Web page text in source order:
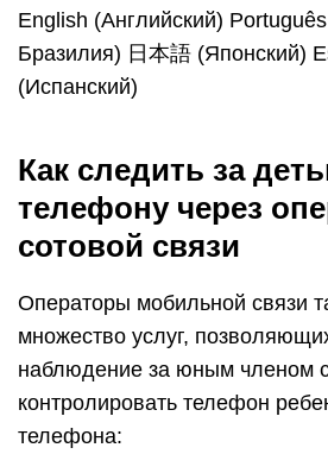
English (Английский)
Бразилия) 日本語 (Японский)
(Испанский)
Как следить за
телефону через
сотовой связи
Операторы мобильной связи
множество услуг,
наблюдение за юным членом
контролировать телефон
телефона: